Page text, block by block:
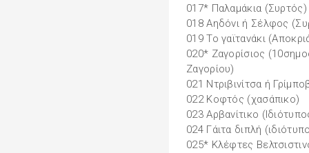
017* Παλαµάκια (Συρτός)
018 Αηδόνι ή Σέλφος
019 Το γαϊτανάκι
020* Ζαγορίσιος
Ζαγορίου)
021 Ντριβινίτσα ή
022 Κοφτός (χασάπικο)
023 Αρβανίτικο
024 Γάιτα διπλή
025* Κλέφτες